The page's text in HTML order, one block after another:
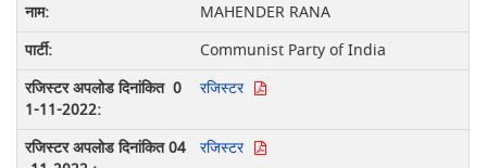
MAHENDER RANA
Communist Party of India
रजिस्टर
रजिस्टर